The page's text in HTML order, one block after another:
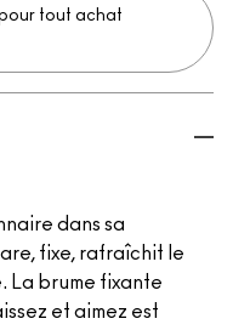
tout achat
dans sa
fixe, rafraîchit le
La brume fixante
et aimez est